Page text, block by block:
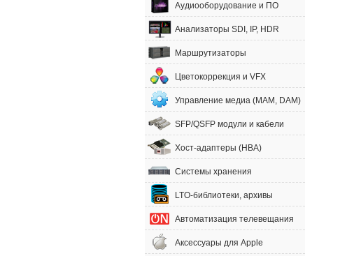
Аудиооборудование и ПО
Анализаторы SDI, IP, HDR
Маршрутизаторы
Цветокоррекция и VFX
Управление медиа (MAM, DAM)
SFP/QSFP модули и кабели
Хост-адаптеры (HBA)
Системы хранения
LTO-библиотеки, архивы
Автоматизация телевещания
Аксессуары для Apple